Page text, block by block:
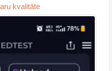
kvalitāte